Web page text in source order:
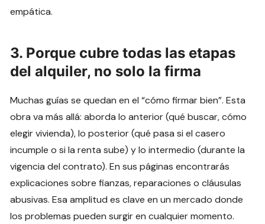
empática.
3. Porque cubre todas las etapas
del alquiler, no solo la firma
Muchas guías se quedan en el “cómo firmar bien”. Esta
obra va más allá: aborda lo anterior (qué buscar, cómo
elegir vivienda), lo posterior (qué pasa si el casero
incumple o si la renta sube) y lo intermedio (durante la
vigencia del contrato). En sus páginas encontrarás
explicaciones sobre fianzas, reparaciones o cláusulas
abusivas. Esa amplitud es clave en un mercado donde
los problemas pueden surgir en cualquier momento.